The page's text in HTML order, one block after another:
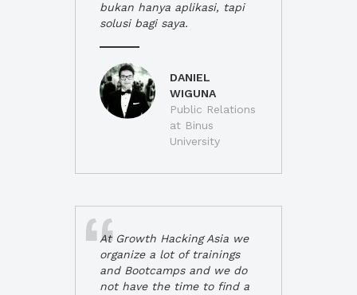
bukan hanya aplikasi, tapi
solusi bagi saya.
DANIEL
WIGUNA
Public Relations
at Binus
University
At Growth Hacking Asia we
organize a lot of trainings
and Bootcamps and we do
not have the time to find a